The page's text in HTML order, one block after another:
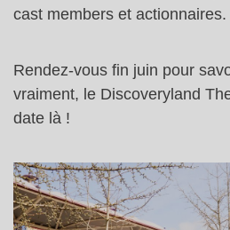
cast members et actionnaires.
Rendez-vous fin juin pour
vraiment, le Discoveryland
date là !